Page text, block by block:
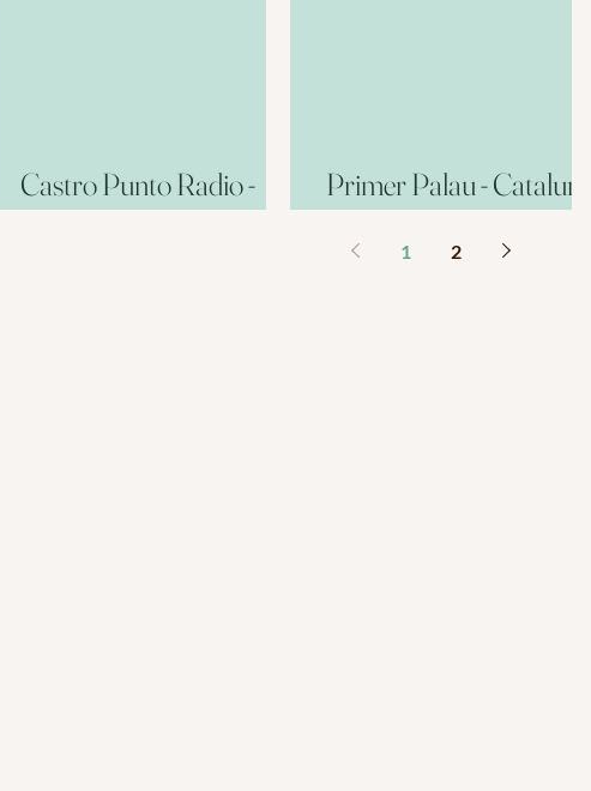
Castro Punto Radio -
Arturo Dúo Vital
Primer Palau - Catalunya
música (retransmisión)
1 2